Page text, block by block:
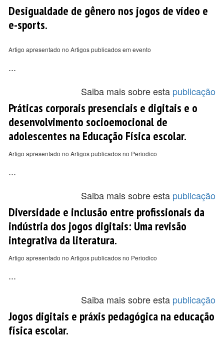
Desigualdade de gênero nos jogos de vídeo e
e-sports.
Artigo apresentado no Artigos publicados em evento
...
Saiba mais sobre esta publicação
Práticas corporais presenciais e digitais e o
desenvolvimento socioemocional de
adolescentes na Educação Física escolar.
Artigo apresentado no Artigos publicados no Periodico
...
Saiba mais sobre esta publicação
Diversidade e inclusão entre profissionais da
indústria dos jogos digitais: Uma revisão
integrativa da literatura.
Artigo apresentado no Artigos publicados no Periodico
...
Saiba mais sobre esta publicação
Jogos digitais e práxis pedagógica na educação
física escolar.